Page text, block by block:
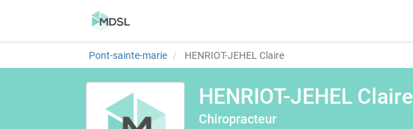
Pont-sainte-marie HENRIOT-JEHEL Claire
HENRIOT-JEHEL Claire
Chiropracteur